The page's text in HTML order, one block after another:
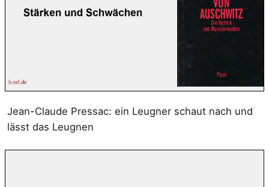
Jean-Claude Pressac: ein Leugner schaut nach und
lässt das Leugnen